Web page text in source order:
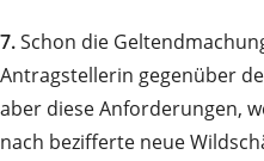
7.Schon die
Antragstellerin gegenüber
aber diese Anforderungen,
nach bezifferte neue